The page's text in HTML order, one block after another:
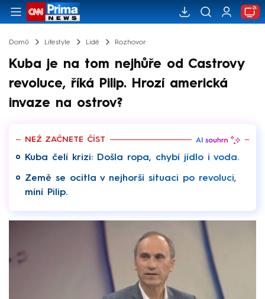
Domů Lifestyle Lidé Rozhovor
Kuba je na tom nejhůře od Castrovy
revoluce, říká Pilip. Hrozí americká
invaze na ostrov?
NEŽ ZAČNETE ČÍST
Kuba čelí krizi: Došla ropa, chybí jídlo i voda.
Země se ocitla v nejhorší situaci po revoluci,
míní Pilip.